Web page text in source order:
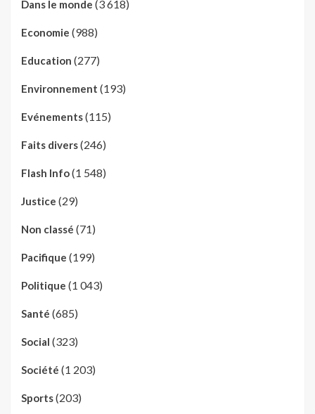
Dans le monde (3 618)
Economie (988)
Education (277)
Environnement (193)
Evénements(115)
Faits divers(246)
Flash Info(1 548)
Justice (29)
Non classé (71)
Pacifique (199)
Politique (1 043)
Santé (685)
Social (323)
Société (1 203)
Sports(203)